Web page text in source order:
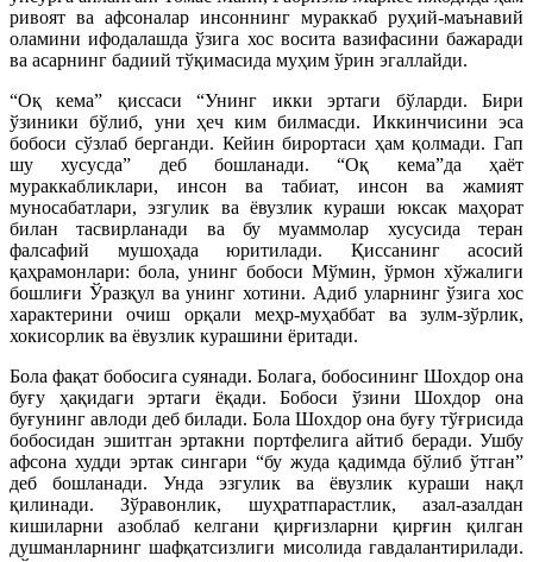
ривоят ва афсоналар инсоннинг мураккаб руҳий-маънавий
оламини ифодалашда ўзига хос восита вазифасини бажаради
ва асарнинг бадиий тўқимасида муҳим ўрин эгаллайди.
“Оқ кема” қиссаси “Унинг икки эртаги бўларди. Бири
ўзиники бўлиб, уни ҳеч ким билмасди. Иккинчисини эса
бобоси сўзлаб берганди. Кейин бирортаси ҳам қолмади. Гап
шу хусусда” деб бошланади. “Оқ кема”да ҳаёт
мураккабликлари, инсон ва табиат, инсон ва жамият
муносабатлари, эзгулик ва ёвузлик кураши юксак маҳорат
билан тасвирланади ва бу муаммолар хусусида теран
фалсафий мушоҳада юритилади. Қиссанинг асосий
қаҳрамонлари: бола, унинг бобоси Мўмин, ўрмон хўжалиги
бошлиғи Ўразқул ва унинг хотини. Адиб уларнинг ўзига хос
характерини очиш орқали меҳр-муҳаббат ва зулм-зўрлик,
хокисорлик ва ёвузлик курашини ёритади.
Бола фақат бобосига суянади. Болага, бобосининг Шохдор она
буғу ҳақидаги эртаги ёқади. Бобоси ўзини Шохдор она
буғунинг авлоди деб билади. Бола Шохдор она буғу тўғрисида
бобосидан эшитган эртакни портфелига айтиб беради. Ушбу
афсона худди эртак сингари “бу жуда қадимда бўлиб ўтган”
деб бошланади. Унда эзгулик ва ёвузлик кураши нақл
қилинади. Зўравонлик, шуҳратпарастлик, азал-азалдан
кишиларни азоблаб келгани қирғизларни қирғин қилган
душманларнинг шафқатсизлиги мисолида гавдалантирилади.